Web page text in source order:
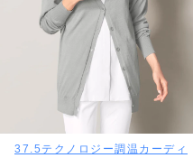
37.5テクノロジー調温カーディ